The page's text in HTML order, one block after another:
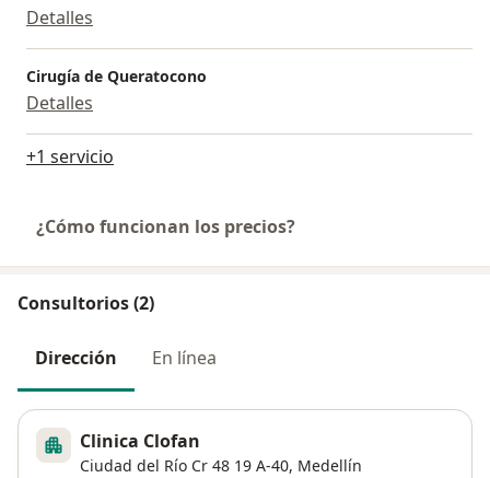
Detalles
Cirugía de Queratocono
Detalles
+1 servicio
¿Cómo funcionan los precios?
Consultorios (2)
Dirección En línea
Clinica Clofan
Ciudad del Río Cr 48 19 A-40, Medellín